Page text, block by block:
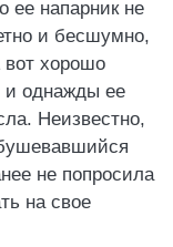
ее напарник не
и бесшумно,
вот хорошо
однажды ее
Неизвестно,
не попросила
на свое